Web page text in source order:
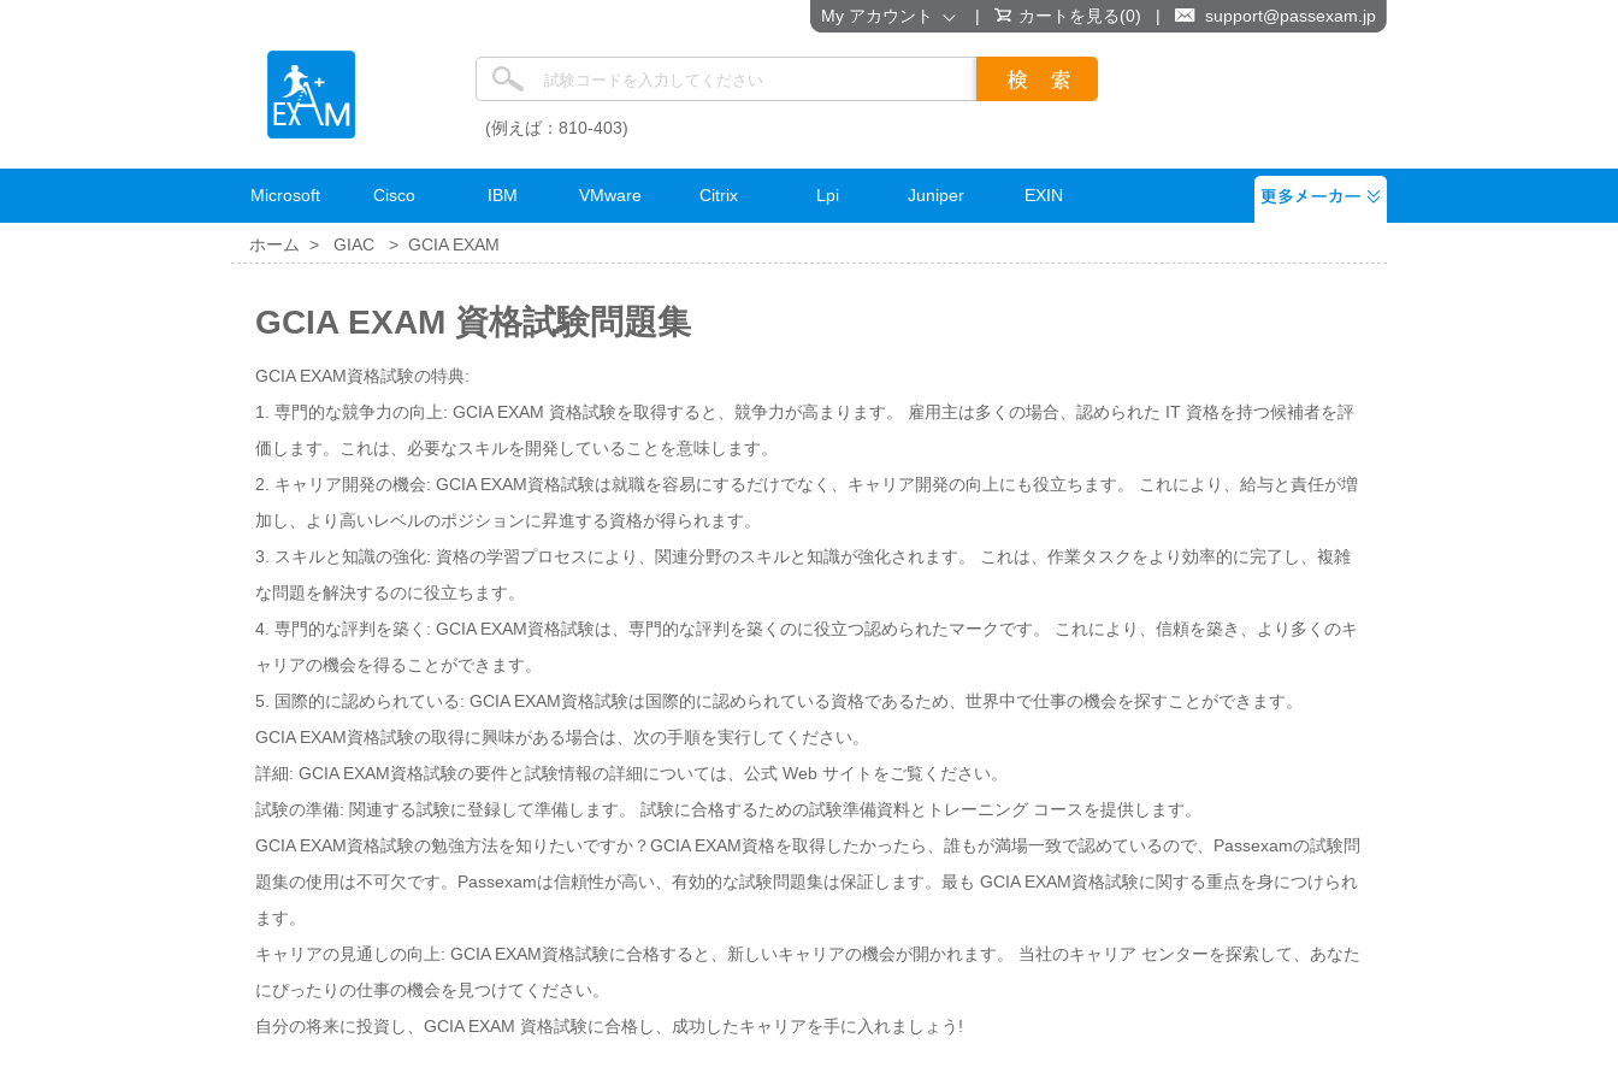
(例えば：810-403)
Microsoft Cisco IBM VMware Citrix Lpi Juniper EXIN
ホーム > GIAC > GCIA EXAM
GCIA EXAM 資格試験問題集
GCIA EXAM資格試験の特典:
1. 専門的な競争力の向上: GCIA EXAM 資格試験を取得すると、競争力が高まります。 雇用主は多くの場合、認められた IT 資格を持つ候補者を評
価します。これは、必要なスキルを開発していることを意味します。
2. キャリア開発の機会: GCIA EXAM資格試験は就職を容易にするだけでなく、キャリア開発の向上にも役立ちます。 これにより、給与と責任が増
加し、より高いレベルのポジションに昇進する資格が得られます。
3. スキルと知識の強化: 資格の学習プロセスにより、関連分野のスキルと知識が強化されます。 これは、作業タスクをより効率的に完了し、複雑
な問題を解決するのに役立ちます。
4. 専門的な評判を築く: GCIA EXAM資格試験は、専門的な評判を築くのに役立つ認められたマークです。 これにより、信頼を築き、より多くのキ
ャリアの機会を得ることができます。
5. 国際的に認められている: GCIA EXAM資格試験は国際的に認められている資格であるため、世界中で仕事の機会を探すことができます。
GCIA EXAM資格試験の取得に興味がある場合は、次の手順を実行してください。
詳細: GCIA EXAM資格試験の要件と試験情報の詳細については、公式 Web サイトをご覧ください。
試験の準備: 関連する試験に登録して準備します。 試験に合格するための試験準備資料とトレーニング コースを提供します。
GCIA EXAM資格試験の勉強方法を知りたいですか？GCIA EXAM資格を取得したかったら、誰もが満場一致で認めているので、Passexamの試験問
題集の使用は不可欠です。Passexamは信頼性が高い、有効的な試験問題集は保証します。最も GCIA EXAM資格試験に関する重点を身につけられ
ます。
キャリアの見通しの向上: GCIA EXAM資格試験に合格すると、新しいキャリアの機会が開かれます。 当社のキャリア センターを探索して、あなた
にぴったりの仕事の機会を見つけてください。
自分の将来に投資し、GCIA EXAM 資格試験に合格し、成功したキャリアを手に入れましょう!
My アカウント | カートを見る(0) | support@passexam.jp